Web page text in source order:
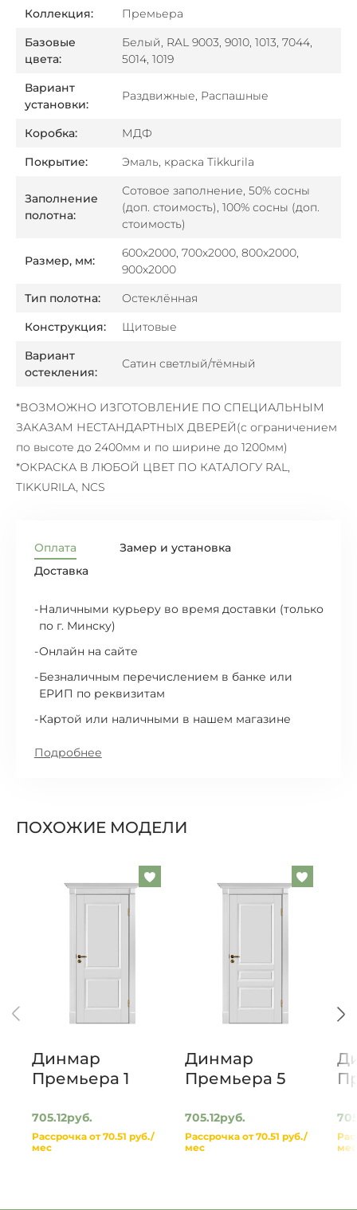
Коллекция:
Премьера
Базовые
цвета:
Белый, RAL 9003, 9010, 1013, 7044,
5014, 1019
Вариант
установки:
Раздвижные, Распашные
Коробка:
МДФ
Покрытие:
Эмаль, краска Tikkurila
Заполнение
полотна:
Сотовое заполнение, 50% сосны
(доп. стоимость), 100% сосны (доп.
стоимость)
Размер, мм:
600х2000, 700х2000, 800х2000,
900х2000
Тип полотна:
Остеклённая
Конструкция:
Щитовые
Вариант
остекления:
Сатин светлый/тёмный
*ВОЗМОЖНО ИЗГОТОВЛЕНИЕ ПО СПЕЦИАЛЬНЫМ
ЗАКАЗАМ НЕСТАНДАРТНЫХ ДВЕРЕЙ(с ограничением
по высоте до 2400мм и по ширине до 1200мм)
*ОКРАСКА В ЛЮБОЙ ЦВЕТ ПО КАТАЛОГУ RAL,
TIKKURILA, NCS
Оплата
Замер и установка
Доставка
Наличными курьеру во время доставки (только
по г. Минску)
Онлайн на сайте
Безналичным перечислением в банке или
ЕРИП по реквизитам
Картой или наличными в нашем магазине
Подробнее
ПОХОЖИЕ МОДЕЛИ
Добавить
в
Динмар
Премьера 1
705.12руб.
Рассрочка от 70.51 руб./
мес
в
Динмар
Премьера 5
705.12руб.
Рассрочка от 70.51 руб./
мес
мес